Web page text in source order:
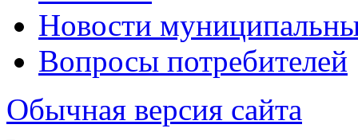
Новости
Вопросы потребителей
Обычная версия сайта